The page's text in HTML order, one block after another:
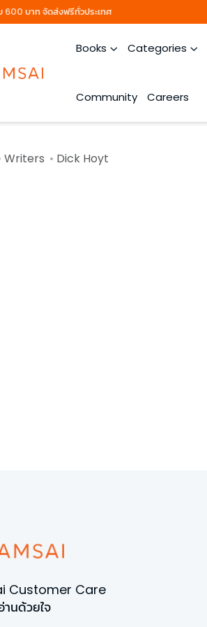
600 บาท จัดส่งฟรีทั่วประเทศ
Books Categories
Community Careers
Writers Dick Hoyt
Customer Care
นด้วยใจ